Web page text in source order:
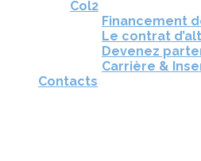
Col2
Financement
Le contrat
Devenez
Carrière &
Contacts